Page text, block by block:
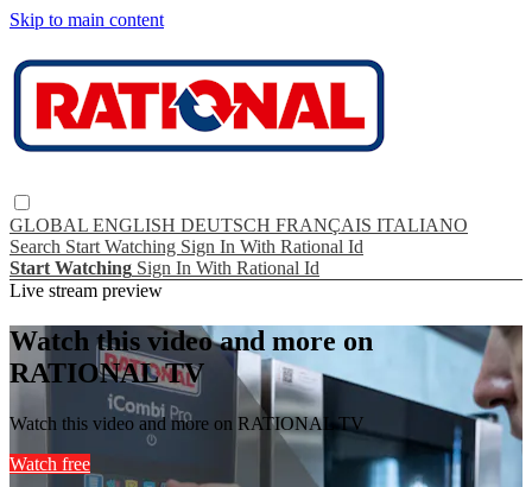
Skip to main content
GLOBAL ENGLISH DEUTSCH FRANÇAIS ITALIANO
Search Start Watching Sign In With Rational Id
Start Watching Sign In With Rational Id
Live stream preview
Watch this video and more on
RATIONAL TV
Watch this video and more on RATIONAL TV
Watch free